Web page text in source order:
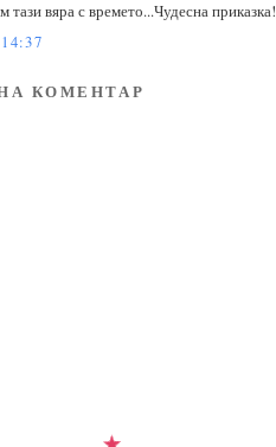
тази вяра с времето...Чудесна приказка!
КОМЕНТАР